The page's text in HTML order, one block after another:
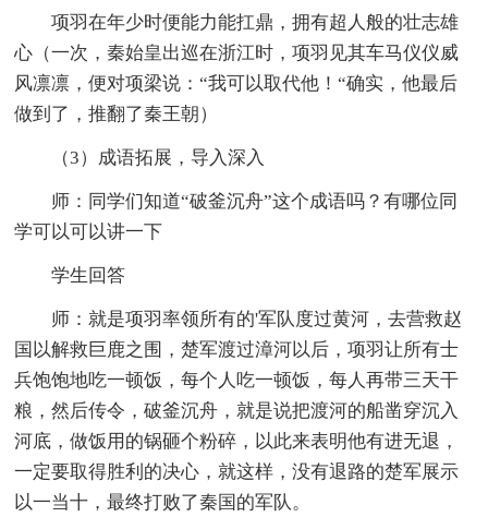
项羽在年少时便能力能扛鼎，拥有超人般的壮志雄
心（一次，秦始皇出巡在浙江时，项羽见其车马仪仪威
风凛凛，便对项梁说：“我可以取代他！“确实，他最后
做到了，推翻了秦王朝）
（3）成语拓展，导入深入
师：同学们知道“破釜沉舟”这个成语吗？有哪位同
学可以可以讲一下
学生回答
师：就是项羽率领所有的'军队度过黄河，去营救赵
国以解救巨鹿之围，楚军渡过漳河以后，项羽让所有士
兵饱饱地吃一顿饭，每个人吃一顿饭，每人再带三天干
粮，然后传令，破釜沉舟，就是说把渡河的船凿穿沉入
河底，做饭用的锅砸个粉碎，以此来表明他有进无退，
一定要取得胜利的决心，就这样，没有退路的楚军展示
以一当十，最终打败了秦国的军队。